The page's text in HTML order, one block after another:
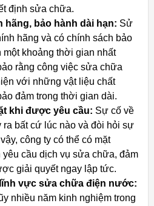
định sửa chữa.
hãng, bảo hành dài hạn: Sử
hãng và có chính sách bảo
một khoảng thời gian nhất
rằng công việc sửa chữa
với những vật liệu chất
đảm trong thời gian dài.
khi được yêu cầu: Sự cố về
bất cứ lúc nào và đòi hỏi sự
công ty có thể có mặt
yêu cầu dịch vụ sửa chữa, đảm
giải quyết ngay lập tức.
vực sửa chữa điện nước:
nhiều năm kinh nghiệm trong